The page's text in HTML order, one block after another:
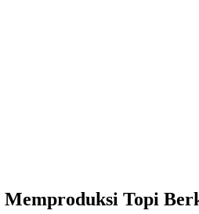
Memproduksi Topi